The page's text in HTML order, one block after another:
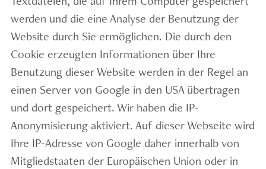
werden und die eine Analyse der Benutzung der
Website durch Sie ermöglichen. Die durch den
Cookie erzeugten Informationen über Ihre
Benutzung dieser Website werden in der Regel an
einen Server von Google in den USA übertragen
und dort gespeichert. Wir haben die IP-
Anonymisierung aktiviert. Auf dieser Webseite wird
Ihre IP-Adresse von Google daher innerhalb von
Mitgliedstaaten der Europäischen Union oder in